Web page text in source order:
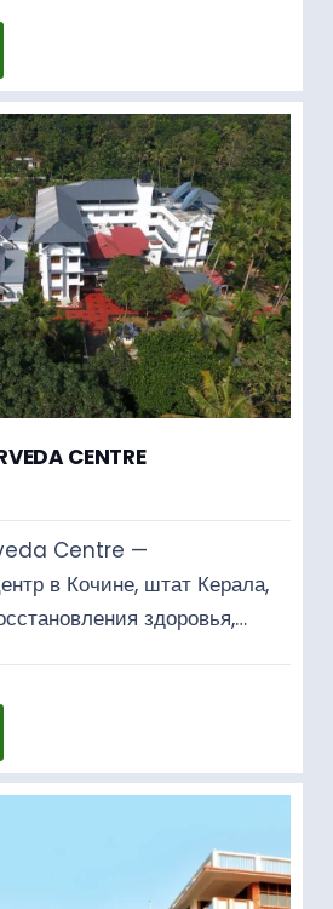
CENTRE
Centre —
в Кочине, штат Керала,
здоровья,…